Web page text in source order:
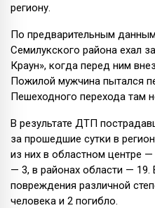
региону.
По предварительным
Семилукского района ехал
Краун», когда перед ним
Пожилой мужчина пытался
Пешеходного перехода там
В результате ДТП
за прошедшие сутки в
из них в областном центре
— 3, в районах области —
повреждения различной
человека и 2 погибло.